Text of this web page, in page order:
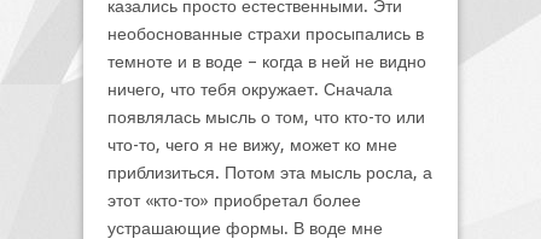
казались просто естественными. Эти
необоснованные страхи просыпались в
темноте и в воде – когда в ней не видно
ничего, что тебя окружает. Сначала
появлялась мысль о том, что кто-то или
что-то, чего я не вижу, может ко мне
приблизиться. Потом эта мысль росла, а
этот «кто-то» приобретал более
устрашающие формы. В воде мне